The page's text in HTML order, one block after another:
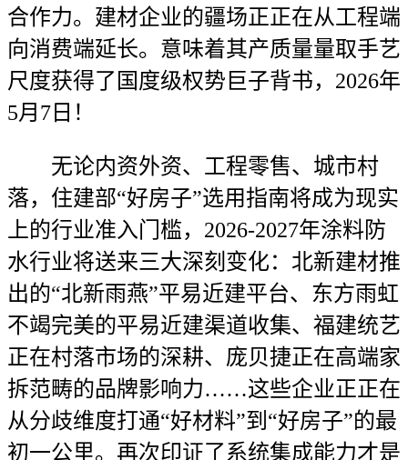
合作力。建材企业的疆场正正在从工程端
向消费端延长。意味着其产质量量取手艺
尺度获得了国度级权势巨子背书，2026年
5月7日！
无论内资外资、工程零售、城市村
落，住建部“好房子”选用指南将成为现实
上的行业准入门槛，2026-2027年涂料防
水行业将送来三大深刻变化：北新建材推
出的“北新雨燕”平易近建平台、东方雨虹
不竭完美的平易近建渠道收集、福建统艺
正在村落市场的深耕、庞贝捷正在高端家
拆范畴的品牌影响力……这些企业正正在
从分歧维度打通“好材料”到“好房子”的最
初一公里。再次印证了系统集成能力才是